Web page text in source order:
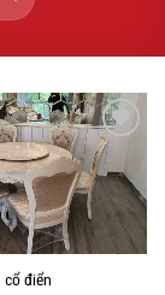
Add to
wishlist
cổ điển